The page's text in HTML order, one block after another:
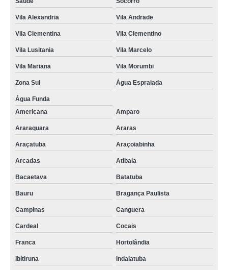
Vila Alexandria Vila Andrade
Vila Clementina Vila Clementino
Vila Lusitania Vila Marcelo
Vila Mariana Vila Morumbi
Zona Sul Água Espraiada
Água Funda
Americana
Amparo
Araraquara Araras
Araçatuba Araçoiabinha
Arcadas Atibaia
Bacaetava Batatuba
Bauru Bragança Paulista
Campinas Canguera
Cardeal Cocais
Franca Hortolândia
Ibitiruna Indaiatuba